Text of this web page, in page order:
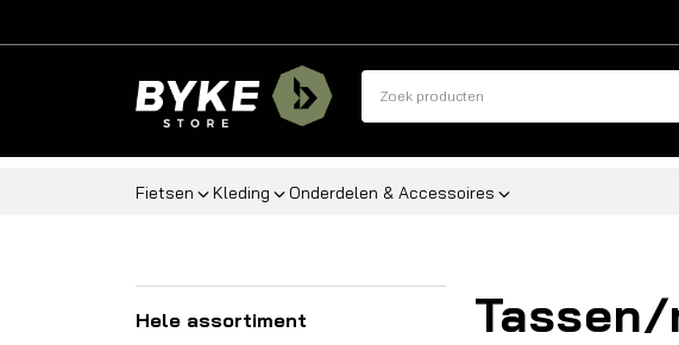
Fietsen Kleding Onderdelen & Accessoires
Hele assortiment